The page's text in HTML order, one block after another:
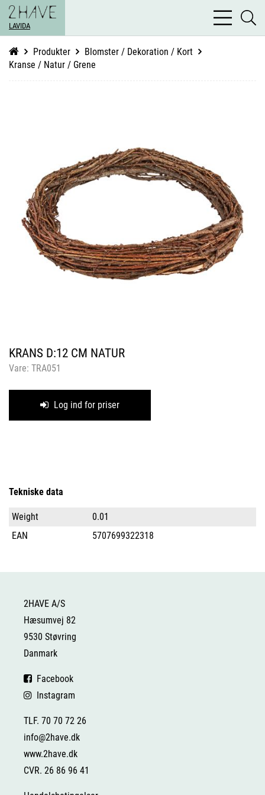
LAVIDA
bars
light
Produkter
Blomster / Dekoration / Kort
Kranse / Natur / Grene
KRANS D:12 CM NATUR
Vare: TRA051
Log ind for priser
Tekniske data
Weight
0.01
EAN
5707699322318
2HAVE A/S
Hæsumvej 82
9530 Støvring
Danmark
Facebook
Instagram
TLF. 70 70 72 26
info@2have.dk
www.2have.dk
CVR. 26 86 96 41